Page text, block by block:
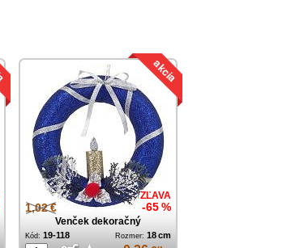
1,02 €
ZĽAVA
-65 %
Venček dekoračný
Rozmer: 18 cm
Kód: 19-118